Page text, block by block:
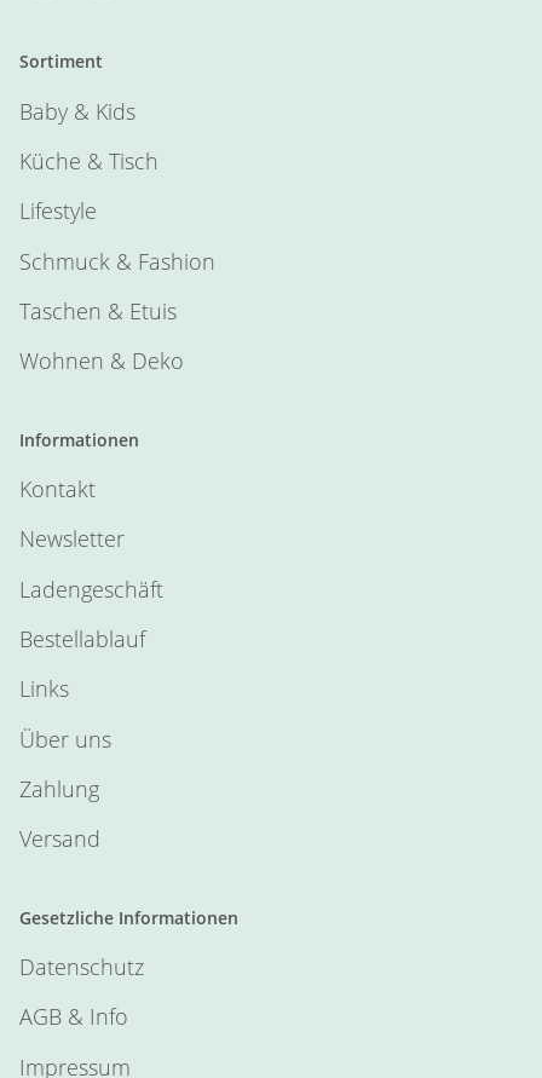
Sortiment
Baby & Kids
Küche & Tisch
Lifestyle
Schmuck & Fashion
Taschen & Etuis
Wohnen & Deko
Informationen
Kontakt
Newsletter
Ladengeschäft
Bestellablauf
Links
Über uns
Zahlung
Versand
Gesetzliche Informationen
Datenschutz
AGB & Info
Impressum